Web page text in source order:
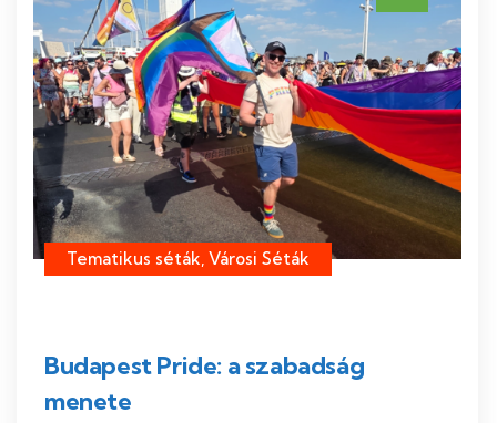
Tematikus séták, Városi Séták
Budapest Pride: a szabadság
menete